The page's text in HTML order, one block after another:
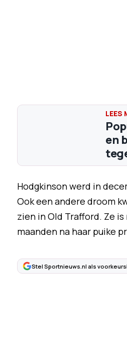
en
Hodgkinson werd in
Ook een andere droom
zien in Old Trafford. Ze
maanden na haar puike
Stel Sportnieuws.nl als